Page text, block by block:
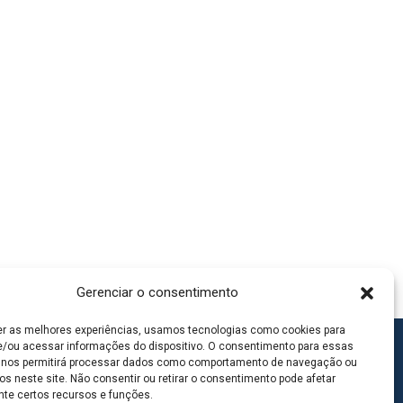
Gerenciar o consentimento
as melhores experiências, usamos tecnologias como cookies para
ou acessar informações do dispositivo. O consentimento para essas
permitirá processar dados como comportamento de navegação ou
neste site. Não consentir ou retirar o consentimento pode afetar
certos recursos e funções.